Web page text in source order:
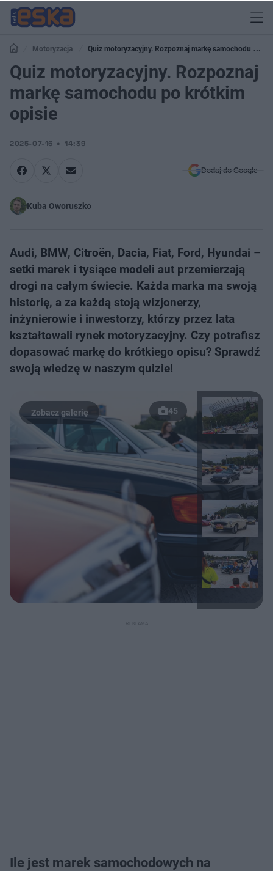
Motoryzacja
Quiz motoryzacyjny. Rozpoznaj markę samochodu po
krótkim opisie
Quiz motoryzacyjny. Rozpoznaj
markę samochodu po krótkim
opisie
2025-07-16 14:39
Dodaj do Google
Kuba Oworuszko
Audi, BMW, Citroën, Dacia, Fiat, Ford, Hyundai –
setki marek i tysiące modeli aut przemierzają
drogi na całym świecie. Każda marka ma swoją
historię, a za każdą stoją wizjonerzy,
inżynierowie i inwestorzy, którzy przez lata
kształtowali rynek motoryzacyjny. Czy potrafisz
dopasować markę do krótkiego opisu? Sprawdź
swoją wiedzę w naszym quizie!
45
Ile jest marek samochodowych na